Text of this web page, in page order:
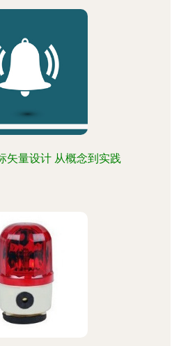
矢量设计 从概念到实践